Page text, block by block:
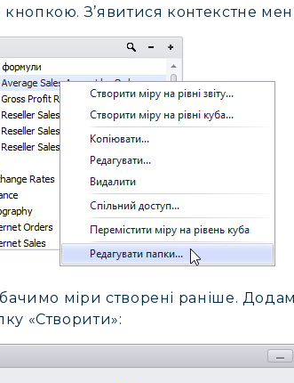
З’явитися контекстне
міри створені раніше.
«Створити»: